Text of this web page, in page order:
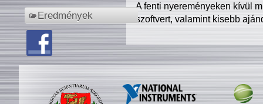
Eredmények
A fenti nyereményeken kívül
szoftvert, valamint kisebb